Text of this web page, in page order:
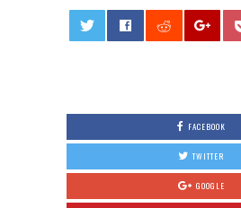
FACEBOOK
TWITTER
GOOGLE